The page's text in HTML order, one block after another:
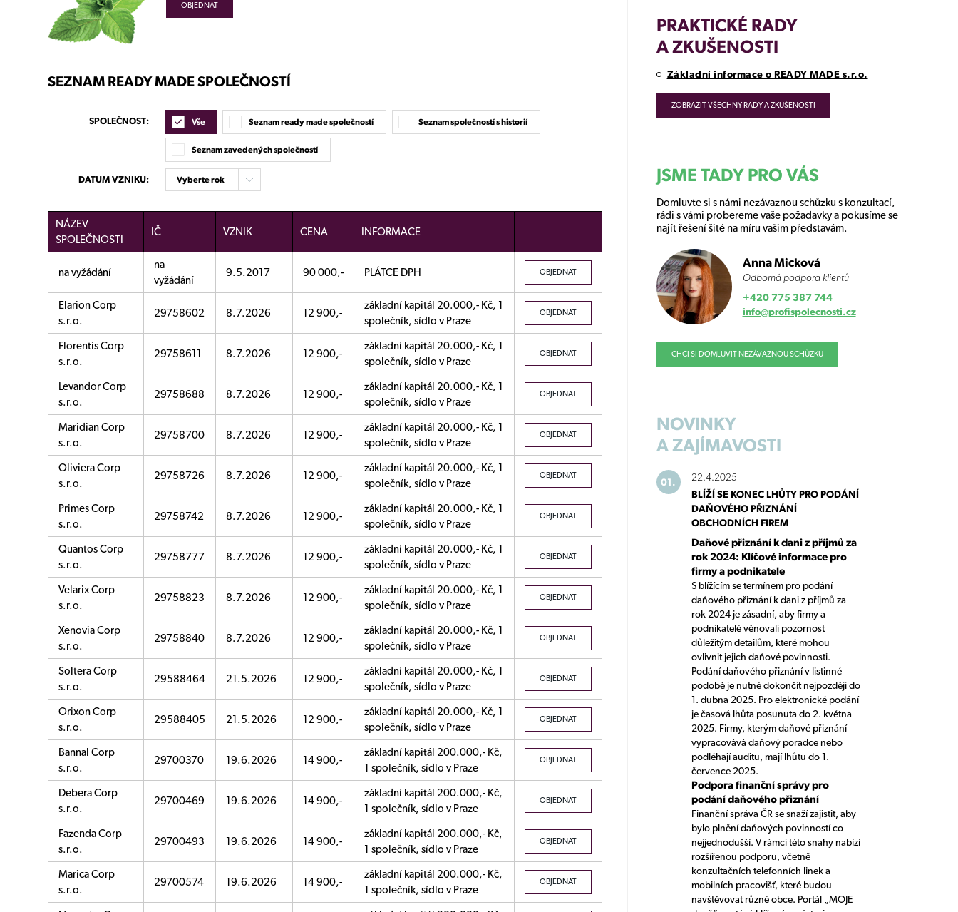
OBJEDNAT
SEZNAM READY MADE SPOLEČNOSTÍ
SPOLEČNOST: Vše Seznam ready made společností Seznam společností s historií
Seznam zavedených společností
DATUM VZNIKU: Vyberte rok
NÁZEV
SPOLEČNOSTI
IČ VZNIK CENA INFORMACE
na vyžádání
na
vyžádání
9.5.2017 90 000,- PLÁTCE DPH OBJEDNAT
Elarion Corp
s.r.o.
29758602 8.7.2026 12 900,-
základní kapitál 20.000,- Kč, 1
společník, sídlo v Praze
OBJEDNAT
Florentis Corp
s.r.o.
29758611 8.7.2026 12 900,-
základní kapitál 20.000,- Kč, 1
společník, sídlo v Praze
OBJEDNAT
Levandor Corp
s.r.o.
29758688 8.7.2026 12 900,-
základní kapitál 20.000,- Kč, 1
společník, sídlo v Praze
OBJEDNAT
Maridian Corp
s.r.o.
29758700 8.7.2026 12 900,-
základní kapitál 20.000,- Kč, 1
společník, sídlo v Praze
OBJEDNAT
Oliviera Corp
s.r.o.
29758726 8.7.2026 12 900,-
základní kapitál 20.000,- Kč, 1
společník, sídlo v Praze
OBJEDNAT
Primes Corp
s.r.o.
29758742 8.7.2026 12 900,-
základní kapitál 20.000,- Kč, 1
společník, sídlo v Praze
OBJEDNAT
Quantos Corp
s.r.o.
29758777 8.7.2026 12 900,-
základní kapitál 20.000,- Kč, 1
společník, sídlo v Praze
OBJEDNAT
Velarix Corp
s.r.o.
29758823 8.7.2026 12 900,-
základní kapitál 20.000,- Kč, 1
společník, sídlo v Praze
OBJEDNAT
Xenovia Corp
s.r.o.
29758840 8.7.2026 12 900,-
základní kapitál 20.000,- Kč, 1
společník, sídlo v Praze
OBJEDNAT
Soltera Corp
s.r.o.
29588464 21.5.2026 12 900,-
základní kapitál 20.000,- Kč, 1
společník, sídlo v Praze
OBJEDNAT
Orixon Corp
s.r.o.
29588405 21.5.2026 12 900,-
základní kapitál 20.000,- Kč, 1
společník, sídlo v Praze
OBJEDNAT
Bannal Corp
s.r.o.
29700370 19.6.2026 14 900,-
základní kapitál 200.000,- Kč,
1 společník, sídlo v Praze
OBJEDNAT
Debera Corp
s.r.o.
29700469 19.6.2026 14 900,-
základní kapitál 200.000,- Kč,
1 společník, sídlo v Praze
OBJEDNAT
Fazenda Corp
s.r.o.
29700493 19.6.2026 14 900,-
základní kapitál 200.000,- Kč,
1 společník, sídlo v Praze
OBJEDNAT
Marica Corp
s.r.o.
29700574 19.6.2026 14 900,-
základní kapitál 200.000,- Kč,
1 společník, sídlo v Praze
OBJEDNAT
PRAKTICKÉ RADY
A ZKUŠENOSTI
Základní informace o READY MADE s.r.o.
ZOBRAZIT VŠECHNY RADY A ZKUŠENOSTI
JSME TADY PRO VÁS
Domluvte si s námi nezávaznou schůzku s konzultací,
rádi s vámi probereme vaše požadavky a pokusíme se
najít řešení šité na míru vašim představám.
Anna Micková
Odborná podpora klientů
+420 775 387 744
info@profispolecnosti.cz
CHCI SI DOMLUVIT NEZÁVAZNOU SCHŮZKU
NOVINKY
A ZAJÍMAVOSTI
01.
22.4.2025
BLÍŽÍ SE KONEC LHŮTY PRO PODÁNÍ
DAŇOVÉHO PŘIZNÁNÍ
OBCHODNÍCH FIREM
Daňové přiznání k dani z příjmů za
rok 2024: Klíčové informace pro
firmy a podnikatele
S blížícím se termínem pro podání
daňového přiznání k dani z příjmů za
rok 2024 je zásadní, aby firmy a
podnikatelé věnovali pozornost
důležitým detailům, které mohou
ovlivnit jejich daňové povinnosti.
Podání daňového přiznání v listinné
podobě je nutné dokončit nejpozději do
1. dubna 2025. Pro elektronické podání
je časová lhůta posunuta do 2. května
2025. Firmy, kterým daňové přiznání
vypracovává daňový poradce nebo
podléhají auditu, mají lhůtu do 1.
července 2025.
Podpora finanční správy pro
podání daňového přiznání
Finanční správa ČR se snaží zajistit, aby
bylo plnění daňových povinností co
nejjednodušší. V rámci této snahy nabízí
rozšířenou podporu, včetně
konzultačních telefonních linek a
mobilních pracovišť, které budou
navštěvovat různé obce. Portál „MOJE